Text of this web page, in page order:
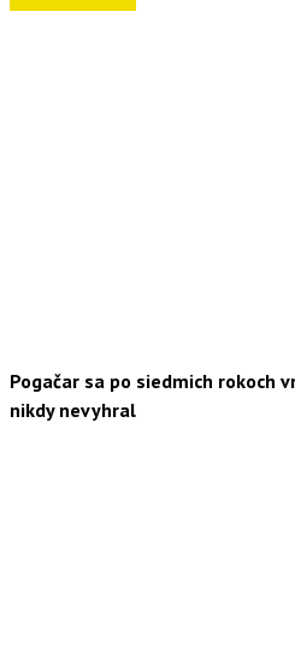
Pogačar sa po siedmich rokoch
nikdy nevyhral